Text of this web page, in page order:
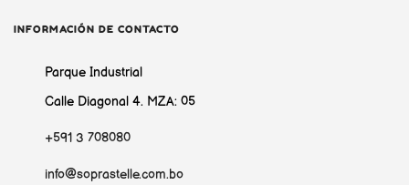
INFORMACIÓN DE CONTACTO
Parque Industrial
Calle Diagonal 4. MZA: 05
+591 3 708080
info@soprastelle.com.bo